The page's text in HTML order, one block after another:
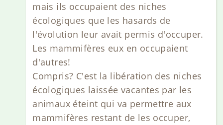
mais ils occupaient des niches
écologiques que les hasards de
l'évolution leur avait permis d'occuper.
Les mammifères eux en occupaient
d'autres!
Compris? C'est la libération des niches
écologiques laissée vacantes par les
animaux éteint qui va permettre aux
mammifères restant de les occuper,